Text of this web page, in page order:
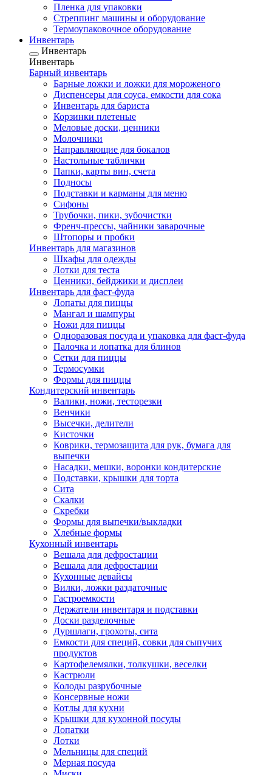
Пленка для упаковки
Стреппинг машины и оборудование
Термоупаковочное оборудование
Инвентарь
Инвентарь
Инвентарь
Барный инвентарь
Барные ложки и ложки для мороженого
Диспенсеры для соуса, емкости для сока
Инвентарь для бариста
Корзинки плетеные
Меловые доски, ценники
Молочники
Направляющие для бокалов
Настольные таблички
Папки, карты вин, счета
Подносы
Подставки и карманы для меню
Сифоны
Трубочки, пики, зубочистки
Френч-прессы, чайники заварочные
Штопоры и пробки
Инвентарь для магазинов
Шкафы для одежды
Лотки для теста
Ценники, бейджики и дисплеи
Инвентарь для фаст-фуда
Лопаты для пиццы
Мангал и шампуры
Ножи для пиццы
Одноразовая посуда и упаковка для фаст-фуда
Палочка и лопатка для блинов
Сетки для пиццы
Термосумки
Формы для пиццы
Кондитерский инвентарь
Валики, ножи, тесторезки
Венчики
Высечки, делители
Кисточки
Коврики, термозащита для рук, бумага для
выпечки
Насадки, мешки, воронки кондитерские
Подставки, крышки для торта
Сита
Скалки
Скребки
Формы для выпечки/выкладки
Хлебные формы
Кухонный инвентарь
Вешала для дефростации
Вешала для дефростации
Кухонные девайсы
Вилки, ложки раздаточные
Гастроемкости
Держатели инвентаря и подставки
Доски разделочные
Дуршлаги, грохоты, сита
Емкости для специй, совки для сыпучих
продуктов
Картофелемялки, толкушки, веселки
Кастрюли
Колоды разрубочные
Консервные ножи
Котлы для кухни
Крышки для кухонной посуды
Лопатки
Лотки
Мельницы для специй
Мерная посуда